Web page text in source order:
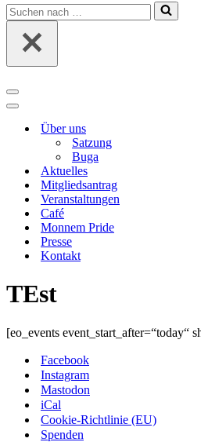
Suchen
nach …
Navigations-
Menü
Navigations-
Über uns
Satzung
Buga
Aktuelles
Mitgliedsantrag
Veranstaltungen
Café
Monnem Pride
Presse
Kontakt
TEst
[eo_events event_start_after=“today“
Facebook
Instagram
Mastodon
iCal
Cookie-Richtlinie (EU)
Spenden